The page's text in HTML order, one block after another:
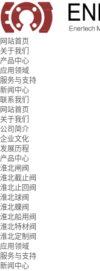
网站首页
关于我们
产品中心
应用领域
服务与支持
新闻中心
联系我们
网站首页
关于我们
公司简介
企业文化
发展历程
产品中心
淮北闸阀
淮北截止阀
淮北止回阀
淮北球阀
淮北蝶阀
淮北船用阀
淮北特材阀
淮北定制阀
应用领域
服务与支持
新闻中心